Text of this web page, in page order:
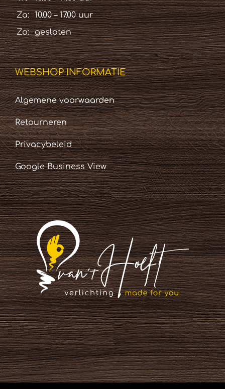
Za:
10.00 – 17.00 uur
Zo:
gesloten
WEBSHOP INFORMATIE
Algemene voorwaarden
Retourneren
Privacybeleid
Google Business View